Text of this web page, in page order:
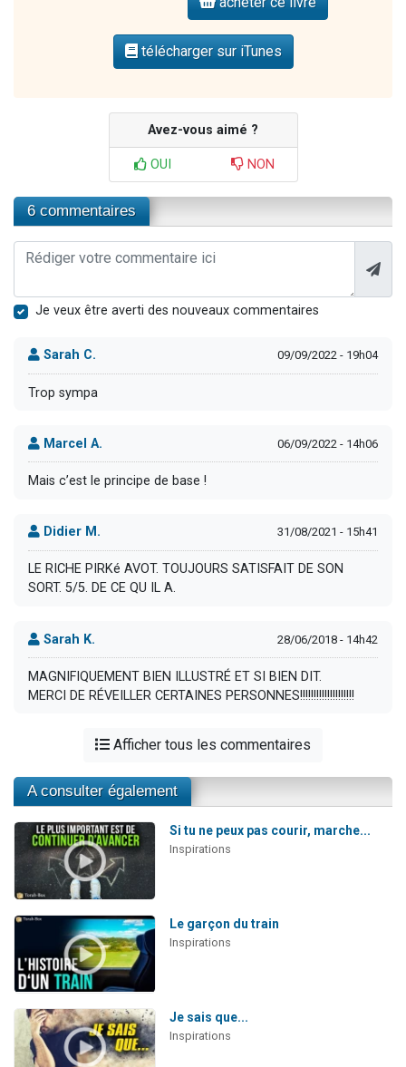
télécharger sur iTunes
Avez-vous aimé ?
OUI NON
6 commentaires
Je veux être averti des nouveaux commentaires
Sarah C. 09/09/2022 - 19h04
Trop sympa
Marcel A. 06/09/2022 - 14h06
Mais c’est le principe de base !
Didier M. 31/08/2021 - 15h41
LE RICHE PIRKé AVOT. TOUJOURS SATISFAIT DE SON
SORT. 5/5. DE CE QU IL A.
Sarah K. 28/06/2018 - 14h42
MAGNIFIQUEMENT BIEN ILLUSTRÉ ET SI BIEN DIT.
MERCI DE RÉVEILLER CERTAINES PERSONNES!!!!!!!!!!!!!!!!!!!!
Afficher tous les commentaires
A consulter également
Si tu ne peux pas courir, marche...
Inspirations
Le garçon du train
Inspirations
Je sais que...
Inspirations